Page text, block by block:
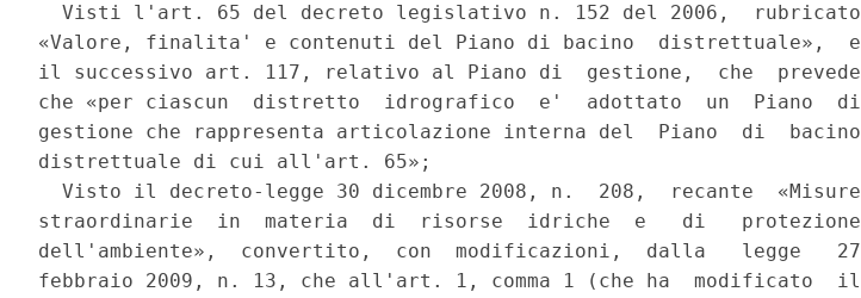
  Visti l'art. 65 del decreto legislativo n. 152 del 2006,  rubricato
«Valore, finalita' e contenuti del Piano di bacino  distrettuale»,  e
il successivo art. 117, relativo al Piano di  gestione,  che  prevede
che «per ciascun  distretto  idrografico  e'  adottato  un  Piano  di
gestione che rappresenta articolazione interna del  Piano  di  bacino
distrettuale di cui all'art. 65»;
  Visto il decreto-legge 30 dicembre 2008, n.  208,  recante  «Misure
straordinarie  in  materia  di  risorse  idriche  e   di   protezione
dell'ambiente»,  convertito,  con  modificazioni,  dalla   legge   27
febbraio 2009, n. 13, che all'art. 1, comma 1 (che ha  modificato  il